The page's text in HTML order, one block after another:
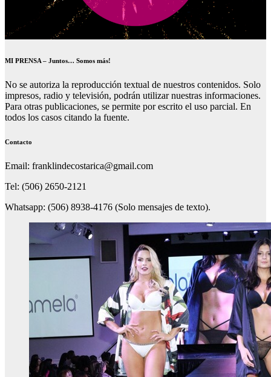
MI PRENSA – Juntos… Somos más!
No se autoriza la reproducción textual de nuestros contenidos. Solo
impresos, radio y televisión, podrán utilizar nuestras informaciones.
Para otras publicaciones, se permite por escrito el uso parcial. En
todos los casos citando la fuente.
Contacto
Email: franklindecostarica@gmail.com
Tel: (506) 2650-2121
Whatsapp: (506) 8938-4176 (Solo mensajes de texto).